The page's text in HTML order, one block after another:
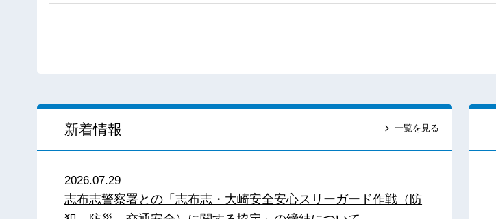
新着情報 一覧を見る
2026.07.29
志布志警察署との「志布志・大崎安全安心スリーガード作戦（防